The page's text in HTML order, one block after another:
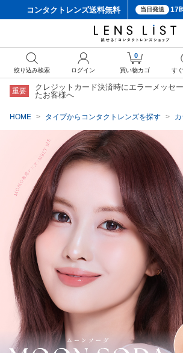
コンタクトレンズ送料無料 当日発送 17
重要
クレジットカード決済時にエラーメッセ
たお客様へ
HOME タイプからコンタクトレンズを探す
絞り込み検索 ログイン
0
買い物カゴ す
クーポン詳細